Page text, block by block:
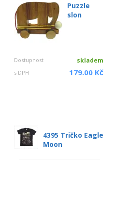
Puzzle
slon
Dostupnost skladem
s DPH 179.00 Kč
4395 Tričko Eagle
Moon